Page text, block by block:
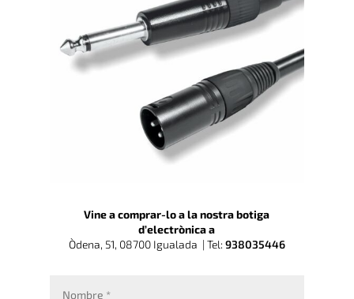
Vine a comprar-lo a la nostra botiga
d’electrònica a
Òdena, 51, 08700 Igualada | Tel: 938035446